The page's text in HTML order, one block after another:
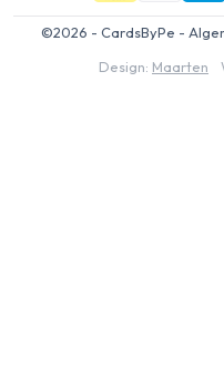
©2026 - CardsByPe -
Design: Maarten